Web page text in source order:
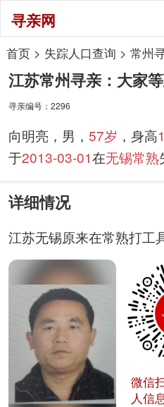
寻亲网
首页> 失踪人口查询 > 常州
江苏常州寻亲：大家
寻亲编号：2296
向明亮，男， 57岁 ，身高
于2013-03-01在无锡常熟
详细情况
江苏无锡原来在常熟打工
微信
人信